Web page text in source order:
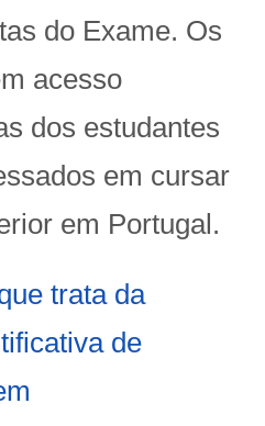
do Exame. Os
acesso
dos estudantes
em cursar
em Portugal.
trata da
de